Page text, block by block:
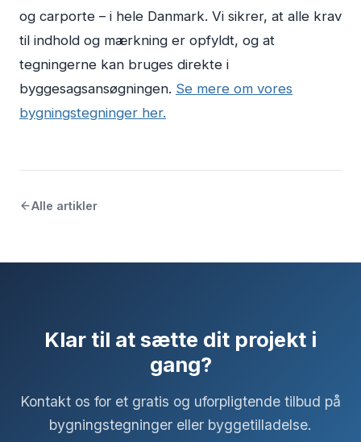
og carporte – i hele Danmark. Vi sikrer, at alle krav
til indhold og mærkning er opfyldt, og at
tegningerne kan bruges direkte i
byggesagsansøgningen. Se mere om vores
bygningstegninger her.
Alle artikler
Klar til at sætte dit projekt i
gang?
Kontakt os for et gratis og uforpligtende tilbud på
bygningstegninger eller byggetilladelse.